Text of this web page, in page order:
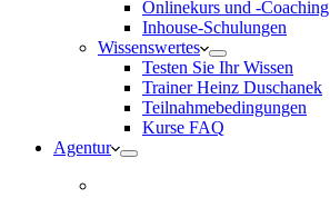
Onlinekurs und -Coaching
Inhouse-Schulungen
Wissenswertes
Testen Sie Ihr Wissen
Trainer Heinz Duschanek
Teilnahmebedingungen
Kurse FAQ
Agentur